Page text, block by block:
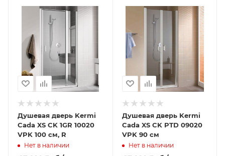
Душевая дверь Kermi
Cada XS CK 1GR 10020
VPK 100 см, R
Нет в наличии
Душевая дверь Kermi
Cada XS CK PTD 09020
VPK 90 см
Нет в наличии